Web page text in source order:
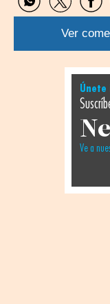
Compartir
por
WhatsApp
Compartir
por
Twitter
por
Ver
Únete
Ve a